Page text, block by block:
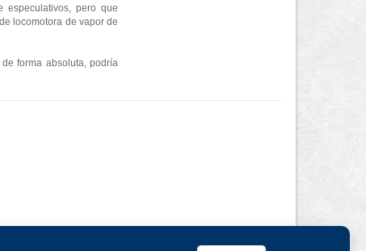
especulativos, pero que
locomotora de vapor de
forma absoluta, podría